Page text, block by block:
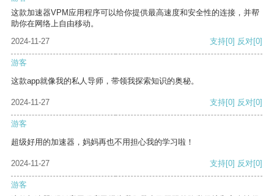
这款加速器VPM应用程序可以给你提供最高速度和安全性的连接，并帮
助你在网络上自由移动。
2024-11-27
支持[0] 反对[0]
游客
这款app就像我的私人导师，带领我探索知识的奥秘。
2024-11-27 支持[0] 反对[0]
游客
超级好用的加速器，妈妈再也不用担心我的学习啦！
2024-11-27 支持[0] 反对[0]
游客